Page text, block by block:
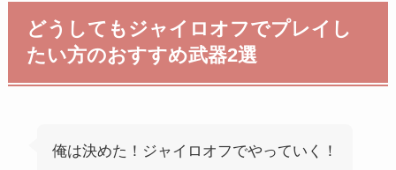
どうしてもジャイロオフでプレイし
たい方のおすすめ武器2選
俺は決めた！ジャイロオフでやっていく！